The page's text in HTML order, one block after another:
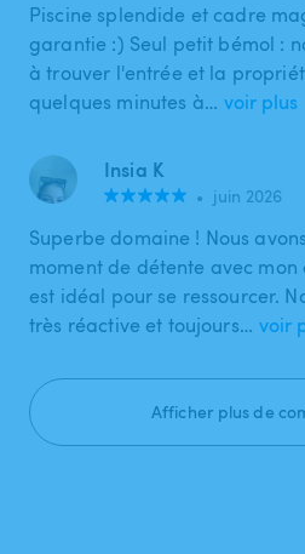
Piscine splendide et cadre
garantie :) Seul petit bémol :
à trouver l'entrée et la
quelques minutes à… voir plus
Insia K
• juin 2026
Superbe domaine ! Nous
moment de détente avec mon
est idéal pour se ressourcer.
très réactive et toujours… voir
Afficher plus de